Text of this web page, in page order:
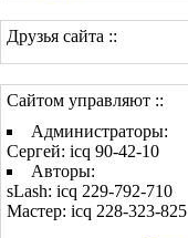
Друзья сайта ::
Сайтом управляют ::
Администраторы:
Сергей: icq 90-42-10
Авторы:
sLash: icq 229-792-710
Мастер: icq 228-323-825